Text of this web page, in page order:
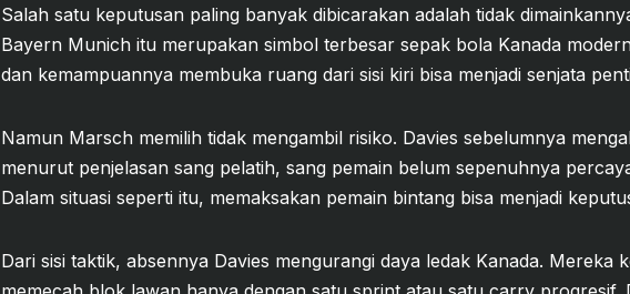
Salah satu keputusan paling banyak dibicarakan adalah tidak
Bayern Munich itu merupakan simbol terbesar sepak bola Kanada
dan kemampuannya membuka ruang dari sisi kiri bisa menjadi senjata
Namun Marsch memilih tidak mengambil risiko. Davies sebelumnya
menurut penjelasan sang pelatih, sang pemain belum sepenuhnya
Dalam situasi seperti itu, memaksakan pemain bintang bisa menjadi
Dari sisi taktik, absennya Davies mengurangi daya ledak Kanada. Mereka